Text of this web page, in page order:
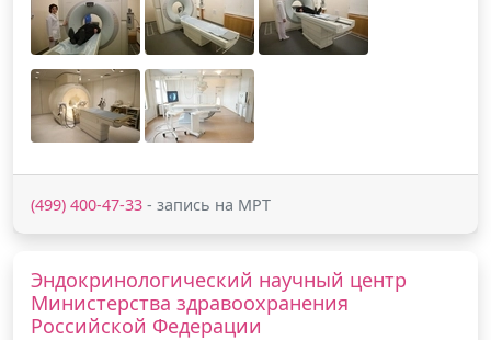
(499) 400-47-33 - запись на МРТ
Эндокринологический научный центр
Министерства здравоохранения
Российской Федерации